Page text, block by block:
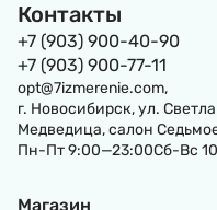
Контакты
+7 (903) 900-40-90
+7 (903) 900-77-11
opt@7izmerenie.com,
г. Новосибирск, ул.
Медведица, салон
Пн-Пт 9:00—23:00Сб-Вс
Магазин